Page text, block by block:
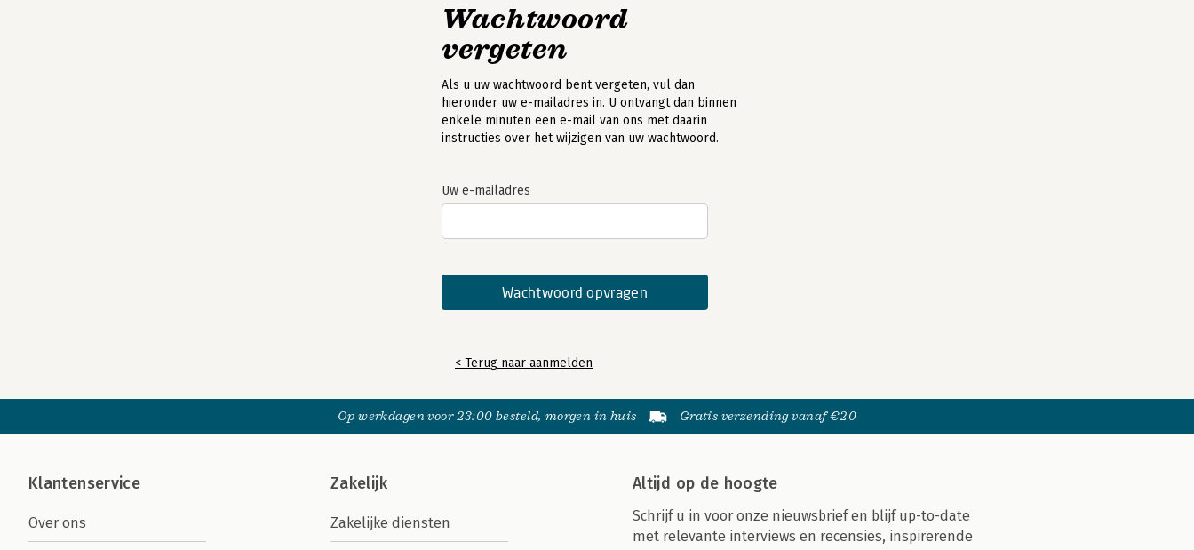
Wachtwoord
vergeten
Als u uw wachtwoord bent vergeten, vul dan
hieronder uw e-mailadres in. U ontvangt dan binnen
enkele minuten een e-mail van ons met daarin
instructies over het wijzigen van uw wachtwoord.
Uw e-mailadres
< Terug naar aanmelden
Op werkdagen voor 23:00 besteld, morgen in huis Gratis verzending vanaf €20
Klantenservice
Over ons
Zakelijk
Zakelijke diensten
Altijd op de hoogte
Schrijf u in voor onze nieuwsbrief en blijf up-to-date
met relevante interviews en recensies, inspirerende